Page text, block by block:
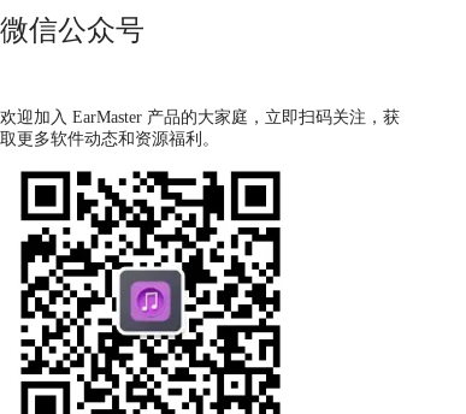
微信公众号
欢迎加入 EarMaster 产品的大家庭，立即扫码关注，获
取更多软件动态和资源福利。